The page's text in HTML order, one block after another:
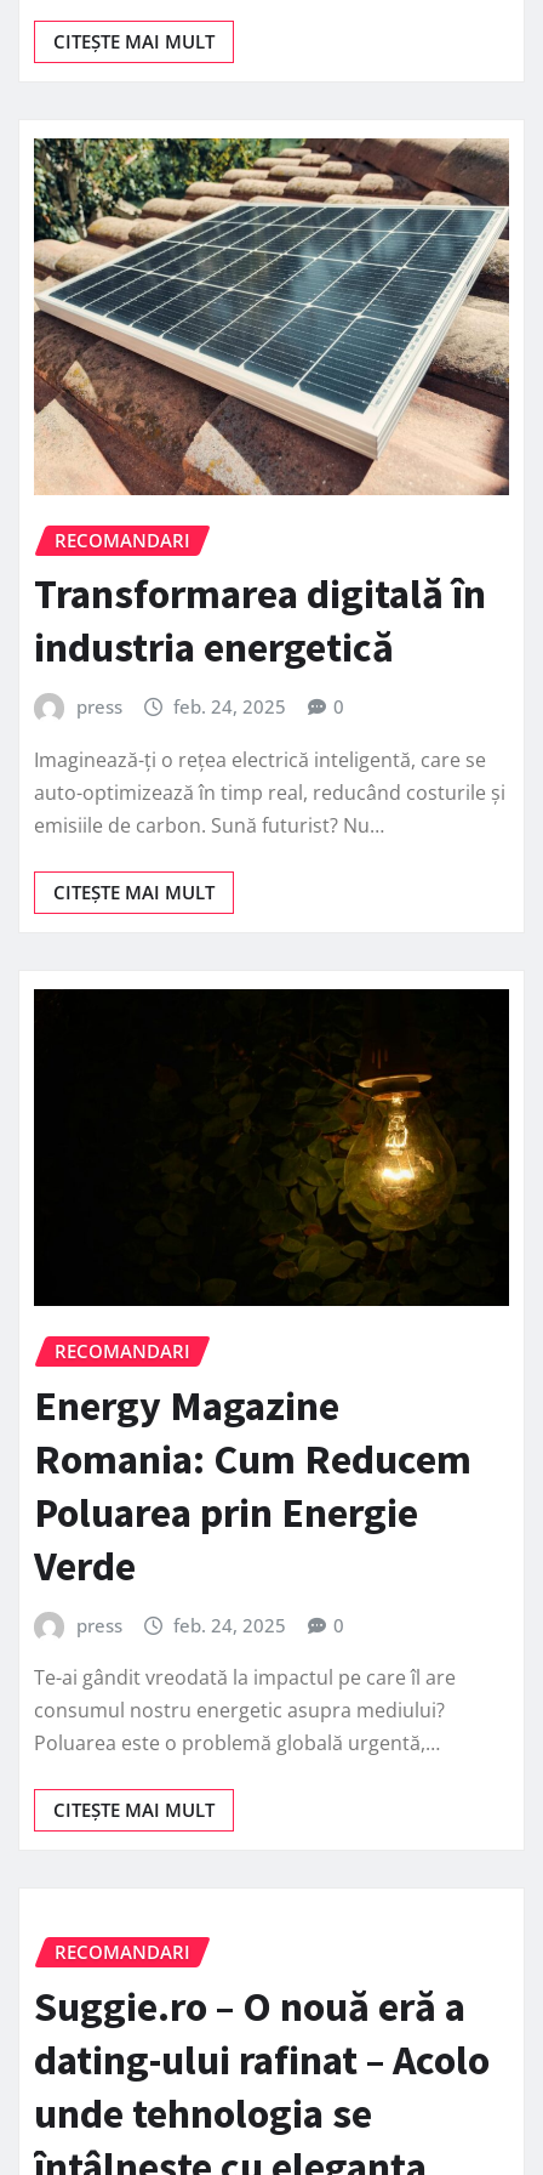
CITEȘTE MAI MULT
RECOMANDARI
Transformarea digitală în
industria energetică
press feb. 24, 2025 0
Imaginează-ți o rețea electrică inteligentă, care se
auto-optimizează în timp real, reducând costurile și
emisiile de carbon. Sună futurist? Nu…
CITEȘTE MAI MULT
RECOMANDARI
Energy Magazine
Romania: Cum Reducem
Poluarea prin Energie
Verde
press feb. 24, 2025 0
Te-ai gândit vreodată la impactul pe care îl are
consumul nostru energetic asupra mediului?
Poluarea este o problemă globală urgentă,…
CITEȘTE MAI MULT
RECOMANDARI
Suggie.ro – O nouă eră a
dating-ului rafinat – Acolo
unde tehnologia se